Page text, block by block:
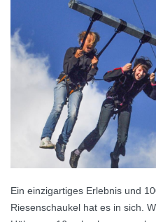
Ein einzigartiges Erlebnis und
Riesenschaukel hat es in sich.